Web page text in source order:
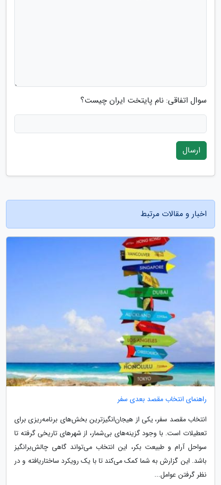
سوال اتفاقی: نام پایتخت ایران چیست؟
ارسال
اخبار و مقالات مرتبط
راهنمای انتخاب مقصد بعدی سفر
انتخاب مقصد سفر، یکی از هیجان‌انگیزترین بخش‌های برنامه‌ریزی برای
تعطیلات است. با وجود گزینه‌های بی‌شمار، از شهرهای تاریخی گرفته تا
سواحل آرام و طبیعت بکر، این انتخاب می‌تواند گاهی چالش‌برانگیز
باشد. این گزارش به شما کمک می‌کند تا با یک رویکرد ساختاریافته و در
نظر گرفتن عوامل...